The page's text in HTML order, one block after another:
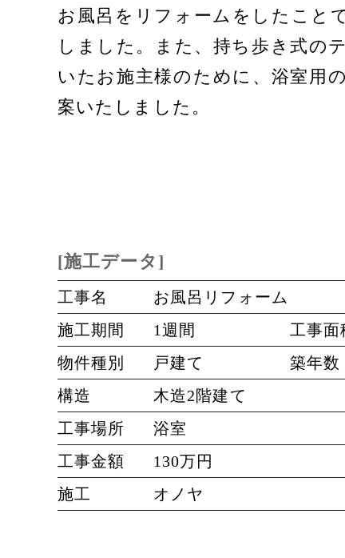
お風呂をリフォームをしたこと
しました。また、持ち歩き式の
いたお施主様のために、浴室用
案いたしました。
[施工データ]
工事名
お風呂リフォーム
施工期間
1週間 工事面
物件種別 戸建て 築年数
構造
木造2階建て
工事場所
浴室
工事金額
130万円
施工
オノヤ